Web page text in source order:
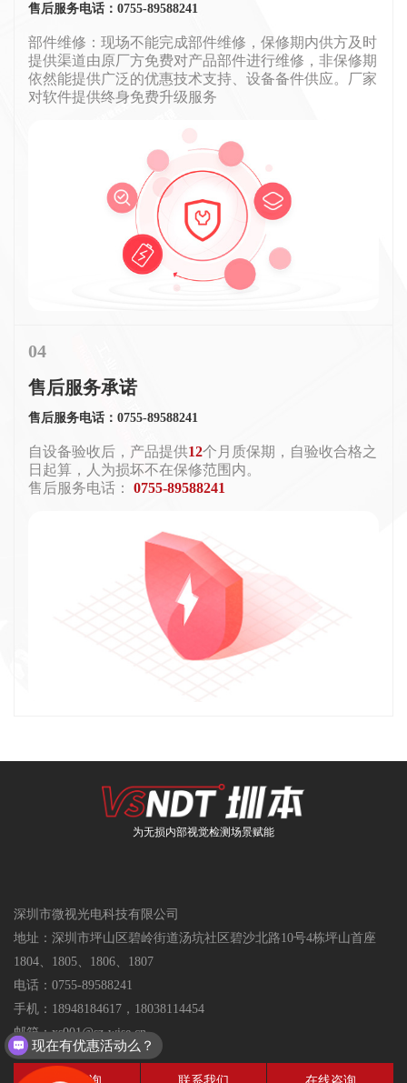
售后服务电话：0755-89588241
部件维修：现场不能完成部件维修，保修期内供方及时
提供渠道由原厂方免费对产品部件进行维修，非保修期
依然能提供广泛的优惠技术支持、设备备件供应。厂家
对软件提供终身免费升级服务
04
售后服务承诺
售后服务电话：0755-89588241
自设备验收后，产品提供12个月质保期，自验收合格之
日起算，人为损坏不在保修范围内。
售后服务电话： 0755-89588241
为无损内部视觉检测场景赋能
深圳市微视光电科技有限公司
地址：深圳市坪山区碧岭街道汤坑社区碧沙北路10号4栋坪山首座
1804、1805、1806、1807
电话： 0755-89588241
手机： 18948184617，18038114454
邮箱：xs001@sz-wise.cn
现在有优惠活动么？